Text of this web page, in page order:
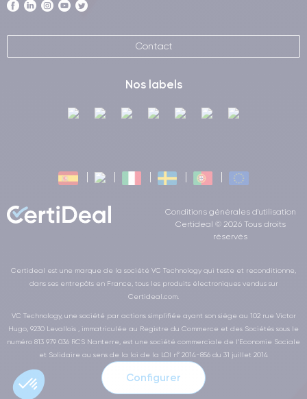
Configurer
Contact
Nos labels
Conditions générales d'utilisation
Certideal © 2026 Tous droits
réservés
Certideal est une marque de la société VC Technology qui teste et reconditionne,
dans ses entrepôts en France, tous les produits électroniques vendus sur
Certideal.com.
VC Technology, une société par actions simplifiée ayant son siège au 102 rue Victor
Hugo, 9230 Levallois , immatriculée au Registre du Commerce et des Sociétés sous le
numéro 813 979 036 RCS Nanterre, est une société commerciale de l’Economie Sociale
et Solidaire au sens de la loi de la LOI n° 2014-856 du 31 juillet 2014